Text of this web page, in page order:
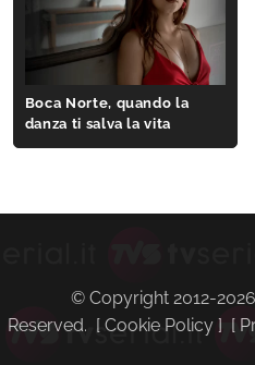
Boca Norte, quando la
danza ti salva la vita
© Copyright 2012-
Reserved. [ Cookie Policy ] [